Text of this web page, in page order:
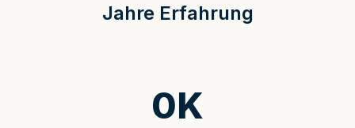
Jahre Erfahrung
0K